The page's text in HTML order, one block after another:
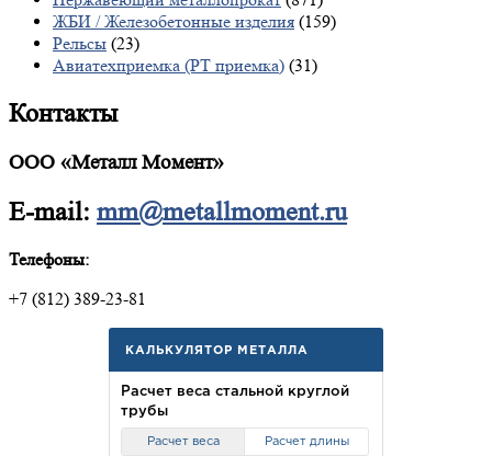
ЖБИ / Железобетонные изделия (159)
Рельсы (23)
Авиатехприемка (РТ приемка) (31)
Контакты
ООО «Металл Момент»
E-mail: mm@metallmoment.ru
Телефоны:
+7 (812) 389-23-81